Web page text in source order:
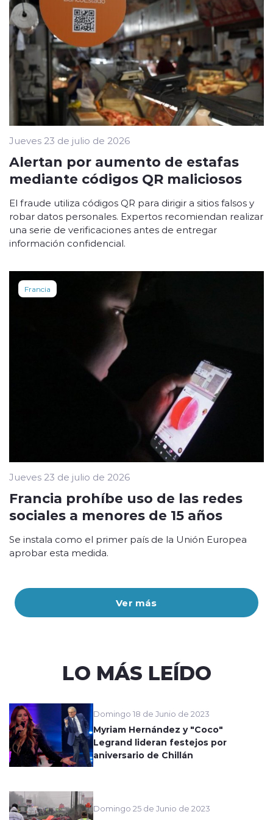
Ver más
Jueves 23 de julio de 2026
Alertan por aumento de estafas
mediante códigos QR maliciosos
El fraude utiliza códigos QR para dirigir a sitios falsos y
robar datos personales. Expertos recomiendan realizar
una serie de verificaciones antes de entregar
información confidencial.
Francia
Jueves 23 de julio de 2026
Francia prohíbe uso de las redes
sociales a menores de 15 años
Se instala como el primer país de la Unión Europea
aprobar esta medida.
LO MÁS LEÍDO
Domingo 18 de Junio de 2023
Myriam Hernández y "Coco"
Legrand lideran festejos por
aniversario de Chillán
Domingo 25 de Junio de 2023